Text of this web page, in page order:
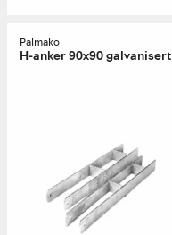
Palmako
H-anker 90x90 galvanisert